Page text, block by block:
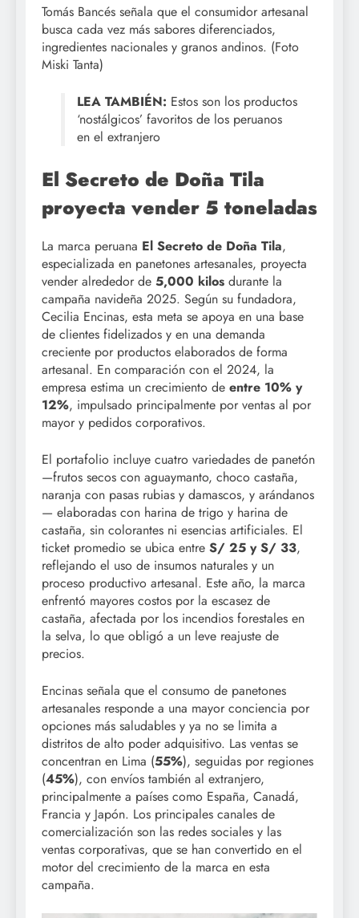
Tomás Bancés señala que el consumidor artesanal
busca cada vez más sabores diferenciados,
ingredientes nacionales y granos andinos. (Foto
Miski Tanta)
LEA TAMBIÉN: Estos son los productos
‘nostálgicos’ favoritos de los peruanos
en el extranjero
El Secreto de Doña Tila
proyecta vender 5 toneladas
La marca peruana El Secreto de Doña Tila,
especializada en panetones artesanales, proyecta
vender alrededor de 5,000 kilos durante la
campaña navideña 2025. Según su fundadora,
Cecilia Encinas, esta meta se apoya en una base
de clientes fidelizados y en una demanda
creciente por productos elaborados de forma
artesanal. En comparación con el 2024, la
empresa estima un crecimiento de entre 10% y
12%, impulsado principalmente por ventas al por
mayor y pedidos corporativos.
El portafolio incluye cuatro variedades de panetón
—frutos secos con aguaymanto, choco castaña,
naranja con pasas rubias y damascos, y arándanos
— elaboradas con harina de trigo y harina de
castaña, sin colorantes ni esencias artificiales. El
ticket promedio se ubica entre S/ 25 y S/ 33,
reflejando el uso de insumos naturales y un
proceso productivo artesanal. Este año, la marca
enfrentó mayores costos por la escasez de
castaña, afectada por los incendios forestales en
la selva, lo que obligó a un leve reajuste de
precios.
Encinas señala que el consumo de panetones
artesanales responde a una mayor conciencia por
opciones más saludables y ya no se limita a
distritos de alto poder adquisitivo. Las ventas se
concentran en Lima (55%), seguidas por regiones
(45%), con envíos también al extranjero,
principalmente a países como España, Canadá,
Francia y Japón. Los principales canales de
comercialización son las redes sociales y las
ventas corporativas, que se han convertido en el
motor del crecimiento de la marca en esta
campaña.